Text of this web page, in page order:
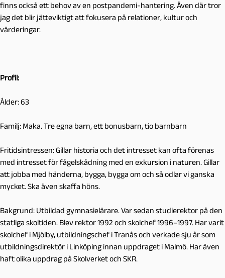
finns också ett behov av en postpandemi-hantering. Även där tror
jag det blir jätteviktigt att fokusera på relationer, kultur och
värderingar.
Profil:
Ålder: 63
Familj: Maka. Tre egna barn, ett bonusbarn, tio barnbarn
Fritidsintressen: Gillar historia och det intresset kan ofta förenas
med intresset för fågelskådning med en exkursion i naturen. Gillar
att jobba med händerna, bygga, bygga om och så odlar vi ganska
mycket. Ska även skaffa höns.
Bakgrund: Utbildad gymnasielärare. Var sedan studierektor på den
statliga skoltiden. Blev rektor 1992 och skolchef 1996–1997. Har varit
skolchef i Mjölby, utbildningschef i Tranås och verkade sju år som
utbildningsdirektör i Linköping innan uppdraget i Malmö. Har även
haft olika uppdrag på Skolverket och SKR.